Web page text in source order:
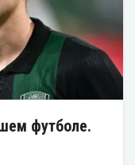
футболе.